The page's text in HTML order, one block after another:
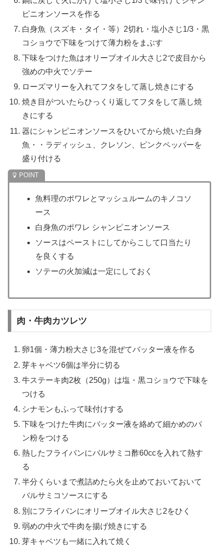
ピニオンソースを作る
白身魚（スズキ・タイ・等）2切れ・塩小さじ1/3・黒
コショウで下味をつけて薄力粉をまぶす
下味をつけた魚はオリーブオイル大さじ2で皮目から
強めの中火でソテー
ローズマリーを入れてフタをして蒸し焼きにする
焼き目がついたらひっくり返してフタをして蒸し焼
きにする
器にシャンピニオンソースをひいてから焼いた白身
魚・・ラディッシュ、クレソン、ピンクペッパーを
盛り付ける
魚料理のポワレとマッシュルームのキノコソ
ース
白身魚のポワレ シャンピニオンソース
ソースはペーストにしてからこして口当たり
を良くする
ソテーの火加減は一定にしておく
肉・牛肉カツレツ
卵1個・薄力粉大さじ3を混ぜてバッター液を作る
芽キャベツ6個は半分に切る
牛ステーキ肉2枚（250g）は塩・黒コショウで下味を
つける
シナモンもふって味付けする
下味をつけた牛肉にバッター液を絡めて細かめのパ
ン粉をつける
熱したフライパンにバルサミコ酢60ccを入れて熱す
る
半分くらいまで煮詰めたら火を止めておいておいて
バルサミコソースにする
別にフライパンにオリーブオイル大さじ2をひく
弱めの中火で牛肉を揚げ焼きにする
芽キャベツも一緒に入れて焼く